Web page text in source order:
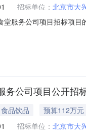
招标单位： 北京市大
堂服务公司项目招标项
工作人员提供用餐服务
务公司项目公开招
食品饮品
预算112万元
招标单位： 北京市大